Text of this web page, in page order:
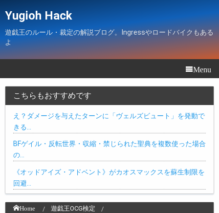
Yugioh Hack
遊戯王のルール・裁定の解説ブログ。Ingressやロードバイクもある
よ
Menu
こちらもおすすめです
え？ダメージを与えたターンに「ヴェルズビュート」を発動で
きる…
BFゲイル・反転世界・収縮・禁じられた聖典を複数使った場合
の…
《オッドアイズ・アドベント》がカオスマックスを蘇生制限を
回避…
Home
遊戯王OCG検定